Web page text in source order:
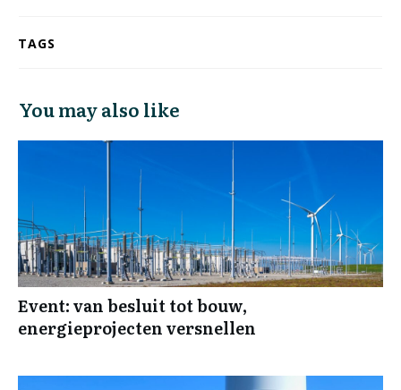
TAGS
You may also like
Event: van besluit tot bouw,
energieprojecten versnellen